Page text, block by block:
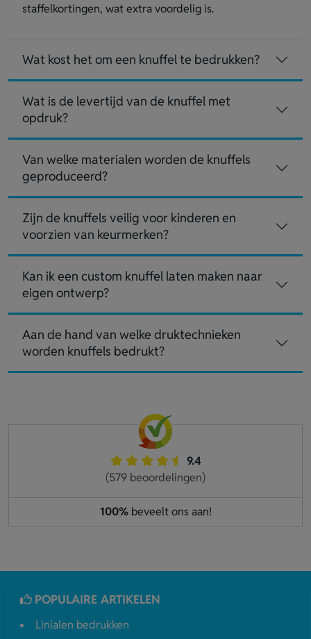
staffelkortingen, wat extra voordelig is.
Wat kost het om een knuffel te bedrukken?
Wat is de levertijd van de knuffel met
opdruk?
Van welke materialen worden de knuffels
geproduceerd?
Zijn de knuffels veilig voor kinderen en
voorzien van keurmerken?
Kan ik een custom knuffel laten maken naar
eigen ontwerp?
Aan de hand van welke druktechnieken
worden knuffels bedrukt?
9.4
(579 beoordelingen)
100%beveelt ons aan!
POPULAIRE ARTIKELEN
Linialen bedrukken